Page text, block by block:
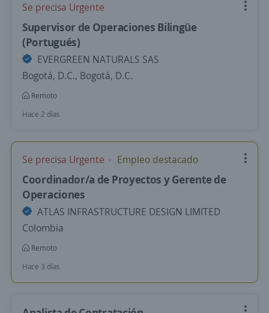
Se precisa Urgente
Supervisor de Operaciones Bilingüe
(Portugués)
EVERGREEN NATURALS SAS
Bogotá, D.C., Bogotá, D.C.
Remoto
Hace 2 días
Se precisa Urgente Empleo destacado
Coordinador/a de Proyectos y Gerente de
Operaciones
ATLAS INFRASTRUCTURE DESIGN LIMITED
Colombia
Remoto
Hace 3 días